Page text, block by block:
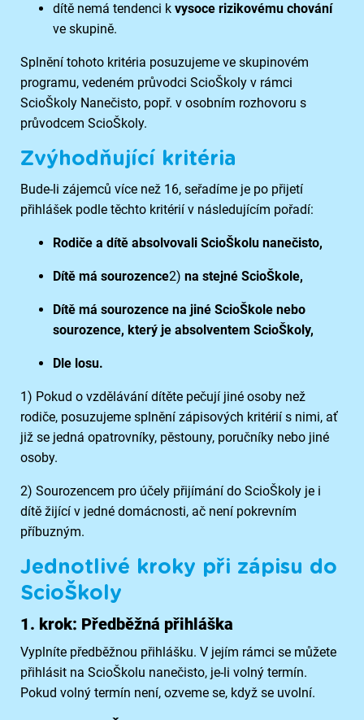
dítě nemá tendenci k vysoce rizikovému chování
ve skupině.
Splnění tohoto kritéria posuzujeme ve skupinovém
programu, vedeném průvodci ScioŠkoly v rámci
ScioŠkoly Nanečisto, popř. v osobním rozhovoru s
průvodcem ScioŠkoly.
Zvýhodňující kritéria
Bude-li zájemců více než 16, seřadíme je po přijetí
přihlášek podle těchto kritérií v následujícím pořadí:
Rodiče a dítě absolvovali ScioŠkolu nanečisto,
Dítě má sourozence2) na stejné ScioŠkole,
Dítě má sourozence na jiné ScioŠkole nebo
sourozence, který je absolventem ScioŠkoly,
Dle losu.
1) Pokud o vzdělávání dítěte pečují jiné osoby než
rodiče, posuzujeme splnění zápisových kritérií s nimi, ať
již se jedná opatrovníky, pěstouny, poručníky nebo jiné
osoby.
2) Sourozencem pro účely přijímání do ScioŠkoly je i
dítě žijící v jedné domácnosti, ač není pokrevním
příbuzným.
Jednotlivé kroky při zápisu do
ScioŠkoly
1. krok: Předběžná přihláška
Vyplníte předběžnou přihlášku. V jejím rámci se můžete
přihlásit na ScioŠkolu nanečisto, je-li volný termín.
Pokud volný termín není, ozveme se, když se uvolní.